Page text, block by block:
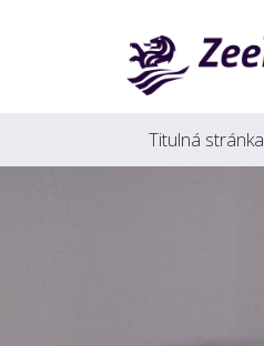
Titulná stránka